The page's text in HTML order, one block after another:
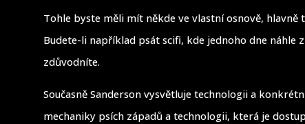
Tohle byste měli mít někde ve vlastní osnově,
Budete-li například psát scifi, kde jednoho dne náhle
zdůvodníte.
Současně Sanderson vysvětluje technologii a
mechaniky psích západů a technologii, která je